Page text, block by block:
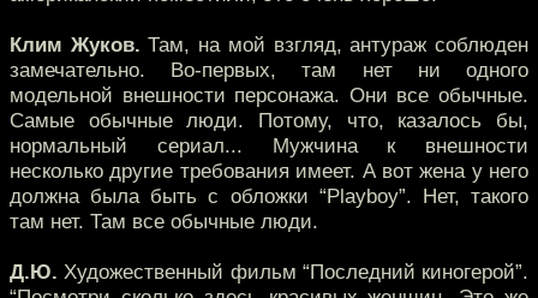
Клим Жуков. Там, на мой взгляд, антураж соблюден
замечательно. Во-первых, там нет ни одного
модельной внешности персонажа. Они все обычные.
Самые обычные люди. Потому, что, казалось бы,
нормальный сериал... Мужчина к внешности
несколько другие требования имеет. А вот жена у него
должна была быть с обложки “Playboy”. Нет, такого
там нет. Там все обычные люди.
Д.Ю. Художественный фильм “Последний киногерой”.